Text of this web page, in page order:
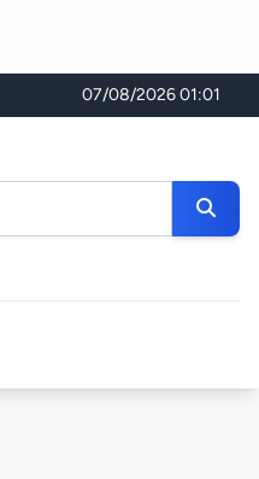
07/08/2026 01:01